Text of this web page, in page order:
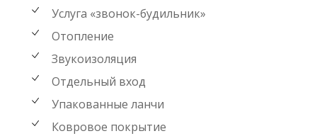
Услуга «звонок-будильник»
Отопление
Звукоизоляция
Отдельный вход
Упакованные ланчи
Ковровое покрытие